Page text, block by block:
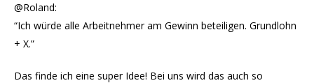
@Roland:
“Ich würde alle Arbeitnehmer am Gewinn beteiligen. Grundlohn
+ X.”
Das finde ich eine super Idee! Bei uns wird das auch so